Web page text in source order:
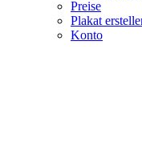
Preise
Plakat
Konto